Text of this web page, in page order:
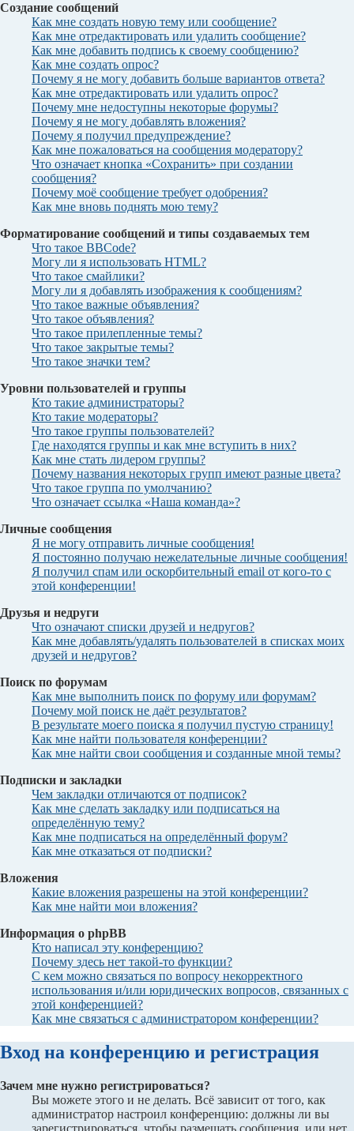
Создание сообщений
Как мне создать новую тему или сообщение?
Как мне отредактировать или удалить сообщение?
Как мне добавить подпись к своему сообщению?
Как мне создать опрос?
Почему я не могу добавить больше вариантов ответа?
Как мне отредактировать или удалить опрос?
Почему мне недоступны некоторые форумы?
Почему я не могу добавлять вложения?
Почему я получил предупреждение?
Как мне пожаловаться на сообщения модератору?
Что означает кнопка «Сохранить» при создании
сообщения?
Почему моё сообщение требует одобрения?
Как мне вновь поднять мою тему?
Форматирование сообщений и типы создаваемых тем
Что такое BBCode?
Могу ли я использовать HTML?
Что такое смайлики?
Могу ли я добавлять изображения к сообщениям?
Что такое важные объявления?
Что такое объявления?
Что такое прилепленные темы?
Что такое закрытые темы?
Что такое значки тем?
Уровни пользователей и группы
Кто такие администраторы?
Кто такие модераторы?
Что такое группы пользователей?
Где находятся группы и как мне вступить в них?
Как мне стать лидером группы?
Почему названия некоторых групп имеют разные цвета?
Что такое группа по умолчанию?
Что означает ссылка «Наша команда»?
Личные сообщения
Я не могу отправить личные сообщения!
Я постоянно получаю нежелательные личные сообщения!
Я получил спам или оскорбительный email от кого-то с
этой конференции!
Друзья и недруги
Что означают списки друзей и недругов?
Как мне добавлять/удалять пользователей в списках моих
друзей и недругов?
Поиск по форумам
Как мне выполнить поиск по форуму или форумам?
Почему мой поиск не даёт результатов?
В результате моего поиска я получил пустую страницу!
Как мне найти пользователя конференции?
Как мне найти свои сообщения и созданные мной темы?
Подписки и закладки
Чем закладки отличаются от подписок?
Как мне сделать закладку или подписаться на
определённую тему?
Как мне подписаться на определённый форум?
Как мне отказаться от подписки?
Вложения
Какие вложения разрешены на этой конференции?
Как мне найти мои вложения?
Информация о phpBB
Кто написал эту конференцию?
Почему здесь нет такой-то функции?
С кем можно связаться по вопросу некорректного
использования и/или юридических вопросов, связанных с
этой конференцией?
Как мне связаться с администратором конференции?
Вход на конференцию и регистрация
Зачем мне нужно регистрироваться?
Вы можете этого и не делать. Всё зависит от того, как
администратор настроил конференцию: должны ли вы
зарегистрироваться, чтобы размещать сообщения, или нет.